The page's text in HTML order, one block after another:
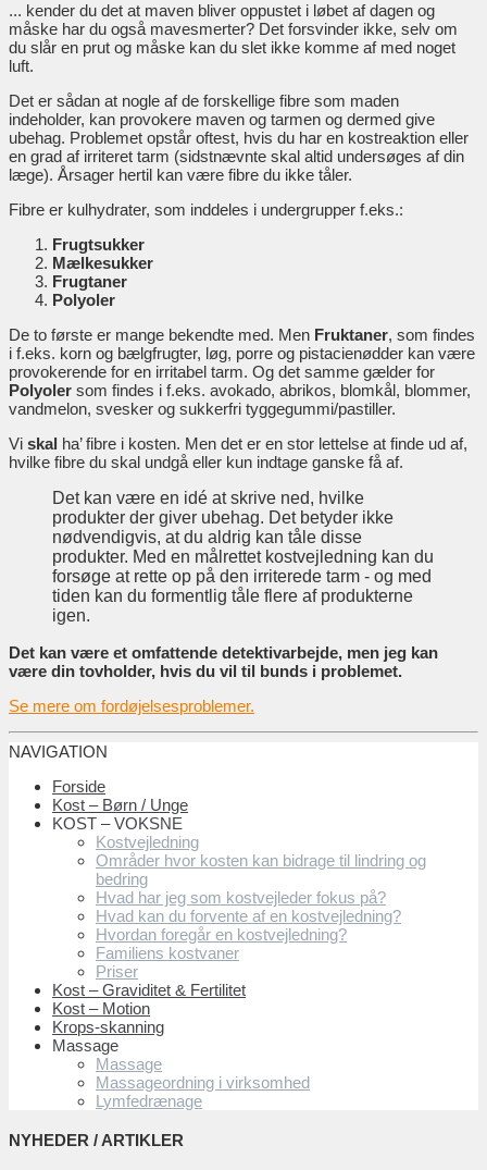
... kender du det at maven bliver oppustet i løbet af dagen og
måske har du også mavesmerter? Det forsvinder ikke, selv om
du slår en prut og måske kan du slet ikke komme af med noget
luft.
Det er sådan at nogle af de forskellige fibre som maden
indeholder, kan provokere maven og tarmen og dermed give
ubehag. Problemet opstår oftest, hvis du har en kostreaktion eller
en grad af irriteret tarm (sidstnævnte skal altid undersøges af din
læge). Årsager hertil kan være fibre du ikke tåler.
Fibre er kulhydrater, som inddeles i undergrupper f.eks.:
Frugtsukker
Mælkesukker
Frugtaner
Polyoler
De to første er mange bekendte med. Men Fruktaner, som findes
i f.eks. korn og bælgfrugter, løg, porre og pistacienødder kan være
provokerende for en irritabel tarm. Og det samme gælder for
Polyoler som findes i f.eks. avokado, abrikos, blomkål, blommer,
vandmelon, svesker og sukkerfri tyggegummi/pastiller.
Vi skal ha’ fibre i kosten. Men det er en stor lettelse at finde ud af,
hvilke fibre du skal undgå eller kun indtage ganske få af.
Det kan være en idé at skrive ned, hvilke
produkter der giver ubehag. Det betyder ikke
nødvendigvis, at du aldrig kan tåle disse
produkter. Med en målrettet kostvejledning kan du
forsøge at rette op på den irriterede tarm - og med
tiden kan du formentlig tåle flere af produkterne
igen.
Det kan være et omfattende detektivarbejde, men jeg kan
være din tovholder, hvis du vil til bunds i problemet.
Se mere om fordøjelsesproblemer.
NAVIGATION
Forside
Kost – Børn / Unge
KOST – VOKSNE
Kostvejledning
Områder hvor kosten kan bidrage til lindring og
bedring
Hvad har jeg som kostvejleder fokus på?
Hvad kan du forvente af en kostvejledning?
Hvordan foregår en kostvejledning?
Familiens kostvaner
Priser
Kost – Graviditet & Fertilitet
Kost – Motion
Krops-skanning
Massage
Massage
Massageordning i virksomhed
Lymfedrænage
NYHEDER / ARTIKLER